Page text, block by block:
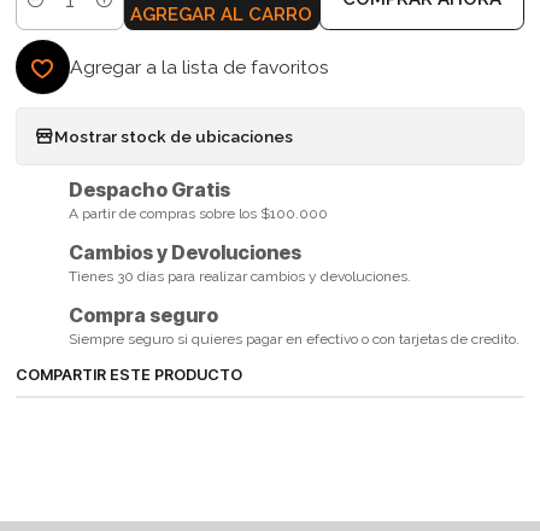
Cantidad AGREGAR AL CARRO
Agregar a la lista de favoritos
Mostrar stock de ubicaciones
Despacho Gratis
A partir de compras sobre los $100.000
Cambios y Devoluciones
Tienes 30 días para realizar cambios y devoluciones.
Compra seguro
Siempre seguro si quieres pagar en efectivo o con tarjetas de credito.
COMPARTIR ESTE PRODUCTO